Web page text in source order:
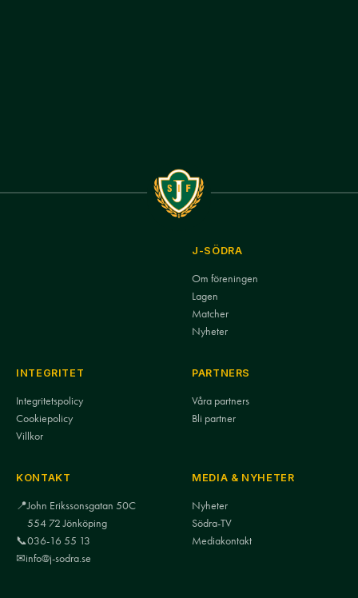
J-SÖDRA
Om föreningen
Lagen
Matcher
Nyheter
INTEGRITET
Integritetspolicy
Cookiepolicy
Villkor
PARTNERS
Våra partners
Bli partner
KONTAKT
📍John Erikssonsgatan 50C
554 72 Jönköping
📞036-16 55 13
✉info@j-sodra.se
MEDIA & NYHETER
Nyheter
Södra-TV
Mediakontakt